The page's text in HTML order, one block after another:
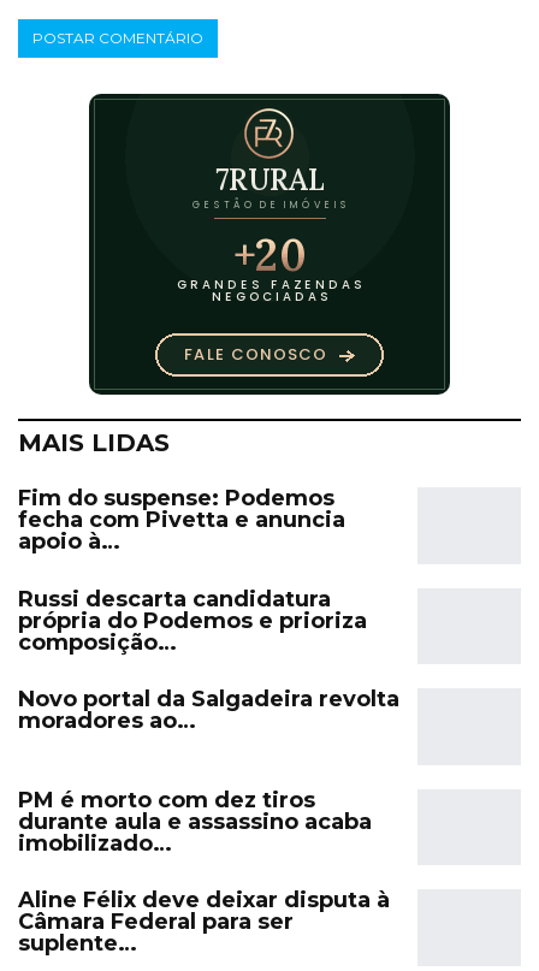
MAIS LIDAS
Fim do suspense: Podemos
fecha com Pivetta e anuncia
apoio à…
Russi descarta candidatura
própria do Podemos e prioriza
composição…
Novo portal da Salgadeira revolta
moradores ao…
PM é morto com dez tiros
durante aula e assassino acaba
imobilizado…
Aline Félix deve deixar disputa à
Câmara Federal para ser
suplente…